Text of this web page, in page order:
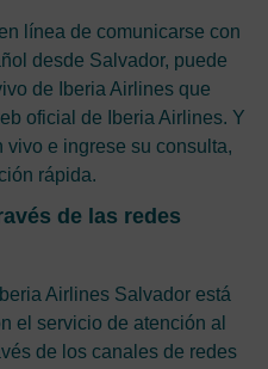
línea de comunicarse con
desde Salvador, puede
de Iberia Airlines que
oficial de Iberia Airlines. Y
e ingrese su consulta,
rápida.
de las redes
Airlines Salvador está
el servicio de atención al
de los canales de redes